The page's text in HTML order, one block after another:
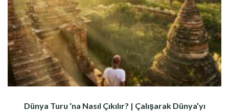
Dünya Turu ‘na Nasıl Çıkılır? | Çalışarak Dünya’yı